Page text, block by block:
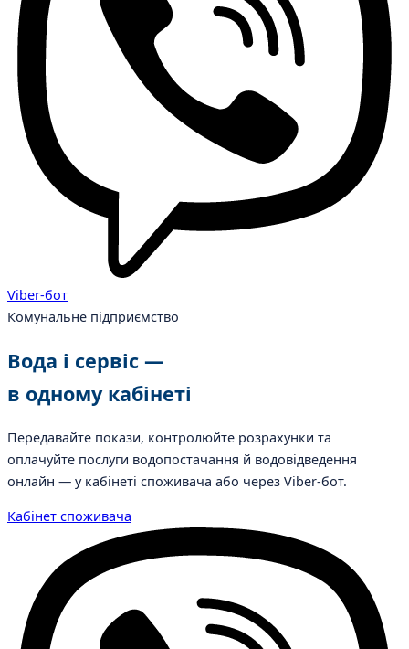
Viber-бот
Комунальне підприємство
Вода і сервіс —
в одному кабінеті
Передавайте покази, контролюйте розрахунки та
оплачуйте послуги водопостачання й водовідведення
онлайн — у кабінеті споживача або через Viber-бот.
Кабінет споживача